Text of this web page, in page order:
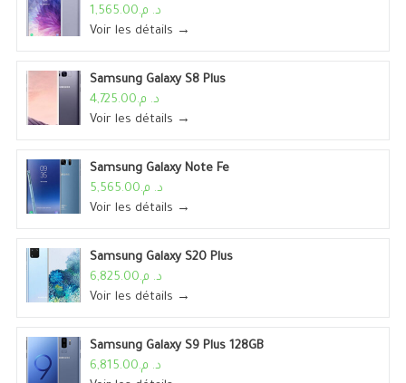
د. م.1,565.00
Voir les détails →
Samsung Galaxy S8 Plus
د. م.4,725.00
Voir les détails →
Samsung Galaxy Note Fe
د. م.5,565.00
Voir les détails →
Samsung Galaxy S20 Plus
د. م.6,825.00
Voir les détails →
Samsung Galaxy S9 Plus 128GB
د. م.6,815.00